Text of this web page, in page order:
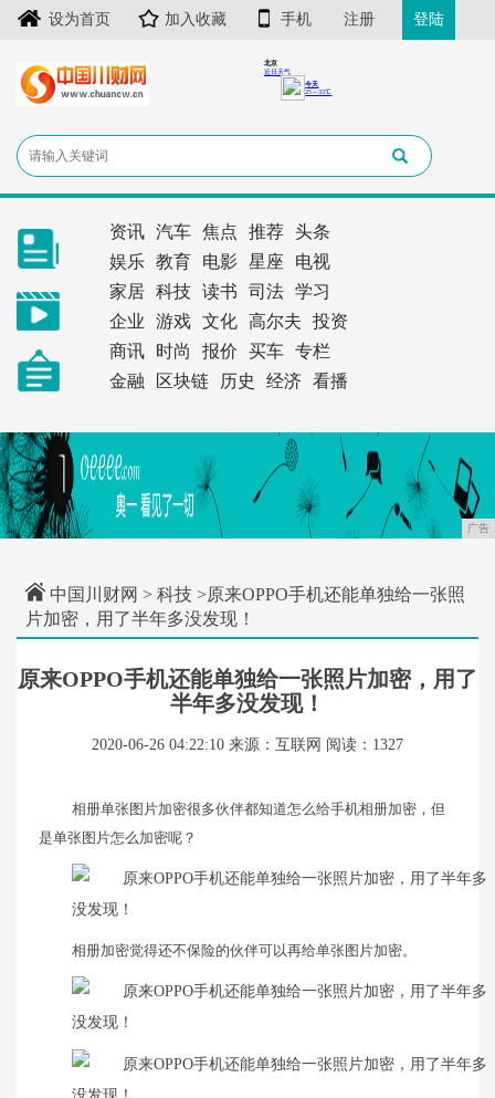
设为首页 加入收藏 手机 注册 登陆
资讯 汽车 焦点 推荐
头条
娱乐
教育 电影 星座
电视
家居
科技 读书 司法
学习
企业
游戏 文化 高尔夫
投资
商讯
时尚 报价 买车
专栏
金融
区块链 历史 经济 看播
广告
中国川财网 > 科技 >原来OPPO手机还能单独给一张照
片加密，用了半年多没发现！
原来OPPO手机还能单独给一张照片加密，用了
半年多没发现！
2020-06-26 04:22:10 来源：互联网 阅读：1327
相册单张图片加密很多伙伴都知道怎么给手机相册加密，但
是单张图片怎么加密呢？
相册加密觉得还不保险的伙伴可以再给单张图片加密。